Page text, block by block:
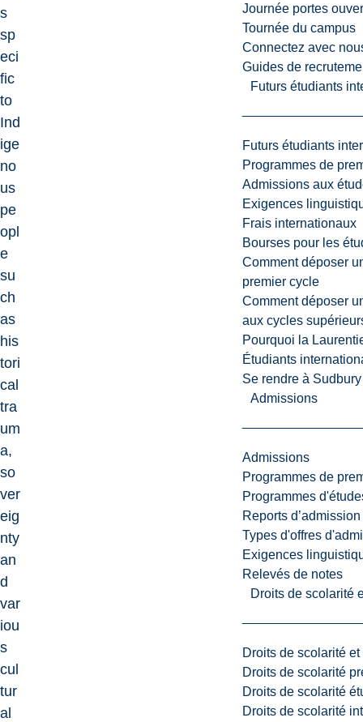
Journée portes
Tournée du campus
Connectez avec
Guides de
Futurs étudiants
Futurs étudiants
Programmes de
Admissions aux
Exigences
Frais internationaux
Bourses pour les
Comment déposer
premier cycle
Comment déposer
aux cycles
Pourquoi la
Étudiants
Se rendre à Sudbury
Admissions
Admissions
Programmes de
Programmes
Reports d’admission
Types d'offres
Exigences
Relevés de notes
Droits de scolarité
Droits de scolarité
Droits de scolarité
Droits de scolarité
Droits de scolarité
s
sp
eci
fic
to
Ind
ige
no
us
pe
opl
e
su
ch
as
his
tori
cal
tra
um
a,
so
ver
eig
nty
an
d
var
iou
s
cul
tur
al